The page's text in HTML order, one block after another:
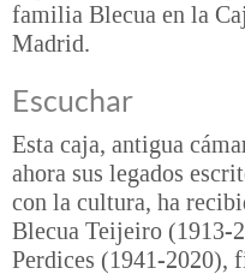
familia Blecua en la
Madrid.
Escuchar
Esta caja, antigua
ahora sus legados
con la cultura, ha
Blecua Teijeiro (1913-
Perdices (1941-